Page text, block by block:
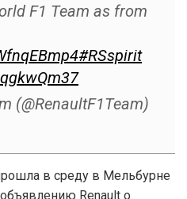
F1 Team as from
#RSspirit
(@RenaultF1Team)
в среду в Мельбурне
Renault о